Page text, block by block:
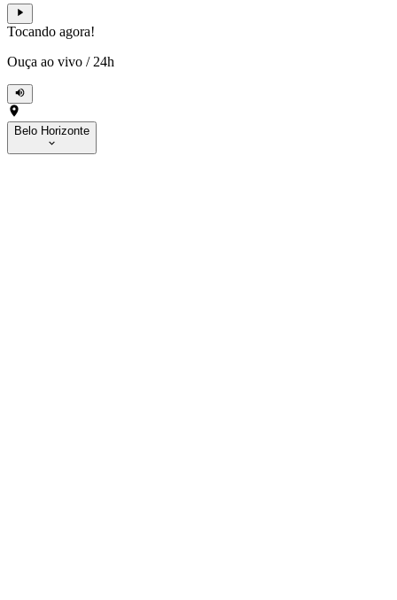
Tocando agora!
Ouça ao vivo / 24h
Belo Horizonte